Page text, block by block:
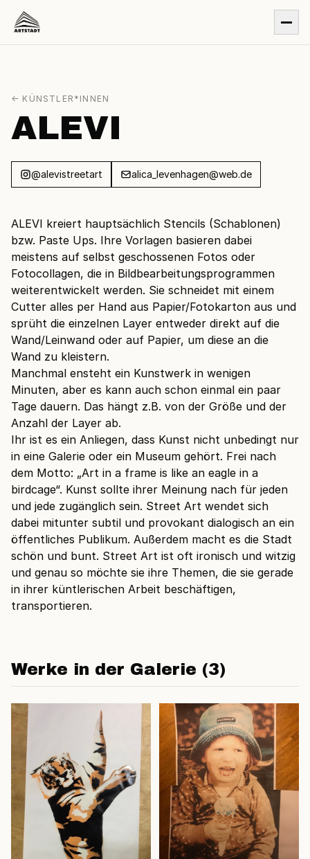
← KÜNSTLER*INNEN
ALEVI
@alevistreetart alica_levenhagen@web.de
ALEVI kreiert hauptsächlich Stencils (Schablonen)
bzw. Paste Ups. Ihre Vorlagen basieren dabei
meistens auf selbst geschossenen Fotos oder
Fotocollagen, die in Bildbearbeitungsprogrammen
weiterentwickelt werden. Sie schneidet mit einem
Cutter alles per Hand aus Papier/Fotokarton aus und
sprüht die einzelnen Layer entweder direkt auf die
Wand/Leinwand oder auf Papier, um diese an die
Wand zu kleistern.
Manchmal ensteht ein Kunstwerk in wenigen
Minuten, aber es kann auch schon einmal ein paar
Tage dauern. Das hängt z.B. von der Größe und der
Anzahl der Layer ab.
Ihr ist es ein Anliegen, dass Kunst nicht unbedingt nur
in eine Galerie oder ein Museum gehört. Frei nach
dem Motto: „Art in a frame is like an eagle in a
birdcage“. Kunst sollte ihrer Meinung nach für jeden
und jede zugänglich sein. Street Art wendet sich
dabei mitunter subtil und provokant dialogisch an ein
öffentliches Publikum. Außerdem macht es die Stadt
schön und bunt. Street Art ist oft ironisch und witzig
und genau so möchte sie ihre Themen, die sie gerade
in ihrer küntlerischen Arbeit beschäftigen,
transportieren.
Werke in der Galerie (3)